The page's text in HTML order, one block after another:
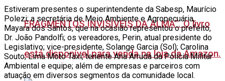
FRAGMENTOS INVISÍVEIS DA ALMA”. O livro
está disponível para venda na loja da Amazon.
Estiveram presentes o superintendente da Sabesp, Maurício
Polezi; a secretária de Meio Ambiente e Agropecuária,
Mayara dos Santos, que na ocasião representou o prefeito,
Dr. João Pandolfi; os vereadores, Perin, atual presidente do
Legislativo; vice-presidente, Solange Garcia (Sol); Carolina
Souto; Lima Moto Taxi; tenente Ana Arruda da Polícia Militar
Ambiental e equipe; além de empresas e parceiros com
atuação em diversos segmentos da comunidade local.